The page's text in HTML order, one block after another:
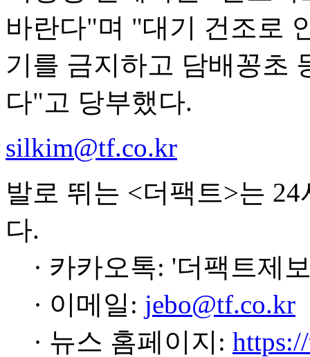
바란다"며 "대기 건조로
기를 금지하고 담배꽁초
다"고 당부했다.
silkim@tf.co.kr
발로 뛰는 <더팩트>는
다.
· 카카오톡: '더팩트제
· 이메일: jebo@tf.co.kr
· 뉴스 홈페이지: